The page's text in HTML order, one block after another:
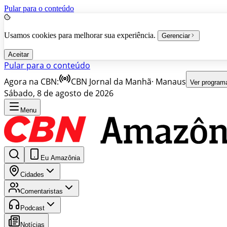
Pular para o conteúdo
Usamos cookies para melhorar sua experiência. Gerenciar
Aceitar
Pular para o conteúdo
Agora na CBN:
CBN Jornal da Manhã· Manaus Ver
Sábado, 8 de agosto de 2026
Menu
Eu Amazônia
Cidades
Comentaristas
Podcast
Notícias